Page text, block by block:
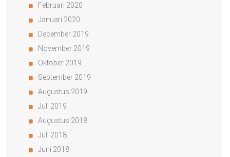
Februari 2020
Januari 2020
December 2019
November 2019
Oktober 2019
September 2019
Augustus 2019
Juli 2019
Augustus 2018
Juli 2018
Juni 2018